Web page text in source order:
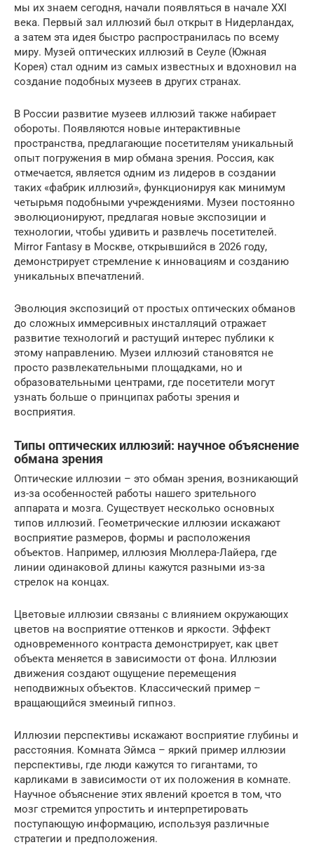
мы их знаем сегодня, начали появляться в начале XXI
века. Первый зал иллюзий был открыт в Нидерландах,
а затем эта идея быстро распространилась по всему
миру. Музей оптических иллюзий в Сеуле (Южная
Корея) стал одним из самых известных и вдохновил на
создание подобных музеев в других странах.
В России развитие музеев иллюзий также набирает
обороты. Появляются новые интерактивные
пространства, предлагающие посетителям уникальный
опыт погружения в мир обмана зрения. Россия, как
отмечается, является одним из лидеров в создании
таких «фабрик иллюзий», функционируя как минимум
четырьмя подобными учреждениями. Музеи постоянно
эволюционируют, предлагая новые экспозиции и
технологии, чтобы удивить и развлечь посетителей.
Mirror Fantasy в Москве, открывшийся в 2026 году,
демонстрирует стремление к инновациям и созданию
уникальных впечатлений.
Эволюция экспозиций от простых оптических обманов
до сложных иммерсивных инсталляций отражает
развитие технологий и растущий интерес публики к
этому направлению. Музеи иллюзий становятся не
просто развлекательными площадками, но и
образовательными центрами, где посетители могут
узнать больше о принципах работы зрения и
восприятия.
Типы оптических иллюзий: научное объяснение
обмана зрения
Оптические иллюзии – это обман зрения, возникающий
из-за особенностей работы нашего зрительного
аппарата и мозга. Существует несколько основных
типов иллюзий. Геометрические иллюзии искажают
восприятие размеров, формы и расположения
объектов. Например, иллюзия Мюллера-Лайера, где
линии одинаковой длины кажутся разными из-за
стрелок на концах.
Цветовые иллюзии связаны с влиянием окружающих
цветов на восприятие оттенков и яркости. Эффект
одновременного контраста демонстрирует, как цвет
объекта меняется в зависимости от фона. Иллюзии
движения создают ощущение перемещения
неподвижных объектов. Классический пример –
вращающийся змеиный гипноз.
Иллюзии перспективы искажают восприятие глубины и
расстояния. Комната Эймса – яркий пример иллюзии
перспективы, где люди кажутся то гигантами, то
карликами в зависимости от их положения в комнате.
Научное объяснение этих явлений кроется в том, что
мозг стремится упростить и интерпретировать
поступающую информацию, используя различные
стратегии и предположения.